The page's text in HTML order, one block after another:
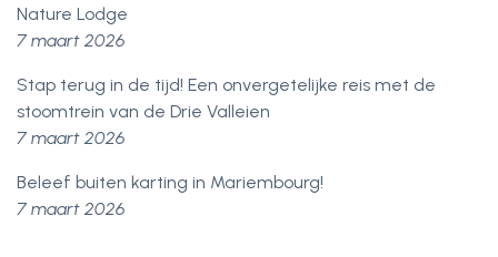
Nature Lodge
7 maart 2026
Stap terug in de tijd! Een onvergetelijke reis met de
stoomtrein van de Drie Valleien
7 maart 2026
Beleef buiten karting in Mariembourg!
7 maart 2026